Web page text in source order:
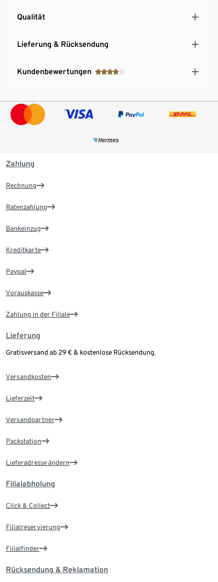
Qualität
Lieferung & Rücksendung
Kundenbewertungen
Zahlung
Rechnung
Ratenzahlung
Bankeinzug
Kreditkarte
Paypal
Vorauskasse
Zahlung in der Filiale
Lieferung
Gratisversand ab 29 € & kostenlose Rücksendung.
Versandkosten
Lieferzeit
Versandpartner
Packstation
Lieferadresse ändern
Filialabholung
Click & Collect
Filialreservierung
Filialfinder
Rücksendung & Reklamation